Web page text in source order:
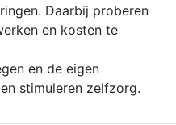
Daarbij proberen
en kosten te
en de eigen
stimuleren zelfzorg.